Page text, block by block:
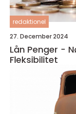
redaktionel
27. December 2024
Lån Penger -
Fleksibilitet